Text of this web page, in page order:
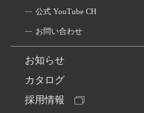
公式 YouTube CH
お問い合わせ
お知らせ
カタログ
採用情報